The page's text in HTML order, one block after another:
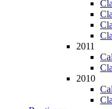
2011
2010